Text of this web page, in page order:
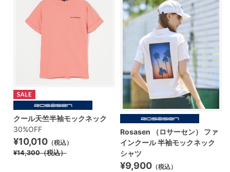
クール天竺半袖モックネック
30%OFF
¥10,010 （税込）
¥14,300（税込）
Rosasen （ロサーセン） ファ
インクール 半袖モックネック
シャツ
¥9,900 （税込）